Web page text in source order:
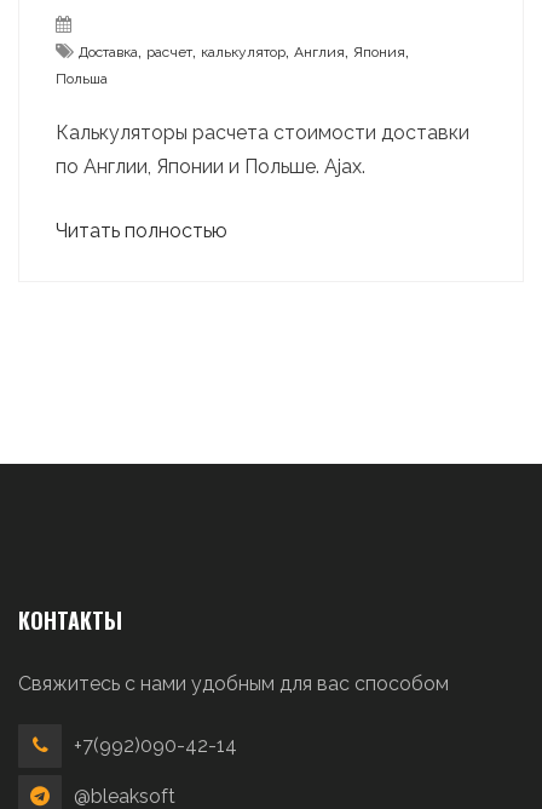
Доставка, расчет, калькулятор, Англия, Япония,
Польша
Калькуляторы расчета стоимости доставки
по Англии, Японии и Польше. Ajax.
Читать полностью
КОНТАКТЫ
Свяжитесь с нами удобным для вас способом
+7(992)090-42-14
@bleaksoft